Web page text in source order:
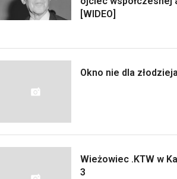
[WIDEO]
Okno nie dla
Wieżowiec .KTW w
3